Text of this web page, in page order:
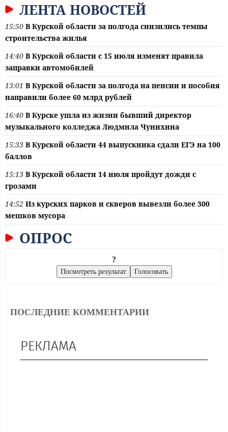
ЛЕНТА НОВОСТЕЙ
15:50 В Курской области за полгода снизились темпы
строительства жилья
14:40 В Курской области с 15 июля изменят правила
заправки автомобилей
13:01 В Курской области за полгода на пенсии и пособия
направили более 60 млрд рублей
16:40 В Курске ушла из жизни бывший директор
музыкального колледжа Людмила Чунихина
15:33 В Курской области 44 выпускника сдали ЕГЭ на 100
баллов
15:13 В Курской области 14 июля пройдут дожди с
грозами
14:52 Из курских парков и скверов вывезли более 300
мешков мусора
ОПРОС
?
ПОСЛЕДНИЕ КОММЕНТАРИИ
РЕКЛАМА